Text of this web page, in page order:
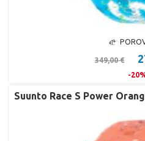
349,00 €
-
Suunto Race S Power